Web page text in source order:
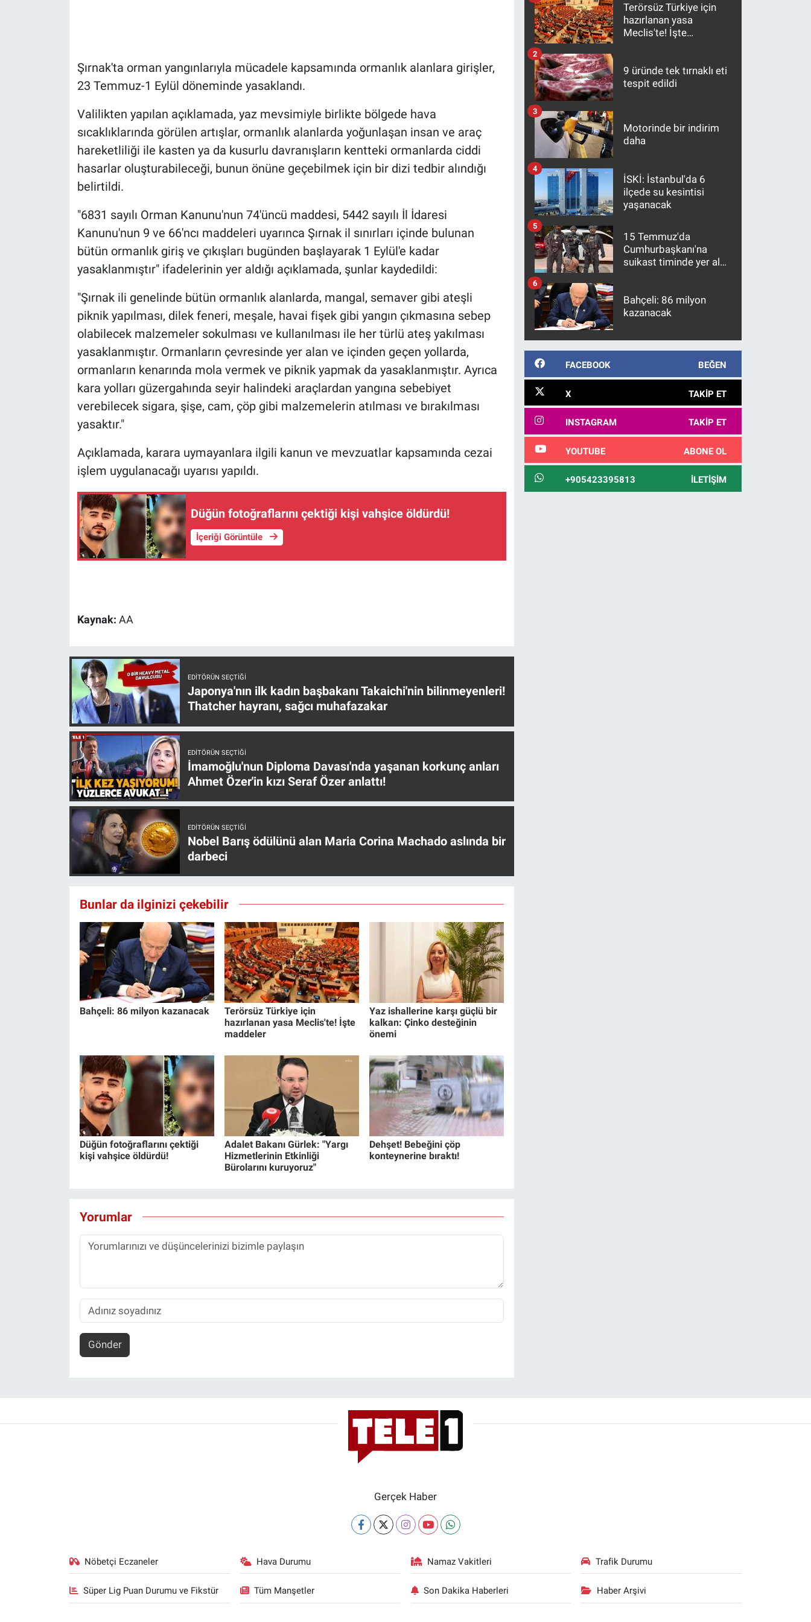
Şırnak'ta orman yangınlarıyla mücadele kapsamında ormanlık alanlara girişler,
23 Temmuz-1 Eylül döneminde yasaklandı.
Valilikten yapılan açıklamada, yaz mevsimiyle birlikte bölgede hava
sıcaklıklarında görülen artışlar, ormanlık alanlarda yoğunlaşan insan ve araç
hareketliliği ile kasten ya da kusurlu davranışların kentteki ormanlarda ciddi
hasarlar oluşturabileceği, bunun önüne geçebilmek için bir dizi tedbir alındığı
belirtildi.
"6831 sayılı Orman Kanunu'nun 74'üncü maddesi, 5442 sayılı İl İdaresi
Kanunu'nun 9 ve 66'ncı maddeleri uyarınca Şırnak il sınırları içinde bulunan
bütün ormanlık giriş ve çıkışları bugünden başlayarak 1 Eylül'e kadar
yasaklanmıştır" ifadelerinin yer aldığı açıklamada, şunlar kaydedildi:
"Şırnak ili genelinde bütün ormanlık alanlarda, mangal, semaver gibi ateşli
piknik yapılması, dilek feneri, meşale, havai fişek gibi yangın çıkmasına sebep
olabilecek malzemeler sokulması ve kullanılması ile her türlü ateş yakılması
yasaklanmıştır. Ormanların çevresinde yer alan ve içinden geçen yollarda,
ormanların kenarında mola vermek ve piknik yapmak da yasaklanmıştır. Ayrıca
kara yolları güzergahında seyir halindeki araçlardan yangına sebebiyet
verebilecek sigara, şişe, cam, çöp gibi malzemelerin atılması ve bırakılması
yasaktır."
Açıklamada, karara uymayanlara ilgili kanun ve mevzuatlar kapsamında cezai
işlem uygulanacağı uyarısı yapıldı.
Düğün fotoğraflarını çektiği kişi vahşice öldürdü!
İçeriği Görüntüle
Kaynak: AA
EDITÖRÜN SEÇTIĞI
Japonya'nın ilk kadın başbakanı Takaichi'nin bilinmeyenleri!
Thatcher hayranı, sağcı muhafazakar
EDITÖRÜN SEÇTIĞI
İmamoğlu'nun Diploma Davası'nda yaşanan korkunç anları
Ahmet Özer'in kızı Seraf Özer anlattı!
EDITÖRÜN SEÇTIĞI
Nobel Barış ödülünü alan Maria Corina Machado aslında bir
darbeci
Bunlar da ilginizi çekebilir
Bahçeli: 86 milyon kazanacak
Terörsüz Türkiye için
hazırlanan yasa Meclis'te! İşte
maddeler
Yaz ishallerine karşı güçlü bir
kalkan: Çinko desteğinin
önemi
Düğün fotoğraflarını çektiği
kişi vahşice öldürdü!
Adalet Bakanı Gürlek: "Yargı
Hizmetlerinin Etkinliği
Bürolarını kuruyoruz"
Dehşet! Bebeğini çöp
konteynerine bıraktı!
Yorumlar
Gönder
Terörsüz Türkiye için
hazırlanan yasa
Meclis'te! İşte
9 üründe tek tırnaklı eti
tespit edildi
2
Motorinde bir indirim
daha
3
İSKİ: İstanbul'da 6
ilçede su kesintisi
yaşanacak
4
15 Temmuz'da
Cumhurbaşkanı'na
suikast timinde yer alan
5
Bahçeli: 86 milyon
kazanacak
6
FACEBOOK BEĞEN
X TAKIP ET
INSTAGRAM TAKIP ET
YOUTUBE ABONE OL
+905423395813 İLETIŞIM
Gerçek Haber
Nöbetçi Eczaneler Hava Durumu Namaz Vakitleri Trafik Durumu
Süper Lig Puan Durumu ve Fikstür Tüm Manşetler Son Dakika Haberleri Haber Arşivi
Koronavirüs
Kültür Sanat
Ne demişti
Programlar
Teknoloji
Türkiye'nin Geleceği
Türkiye'nin Gündemi
Yerel Gündem
Yerel Yaşam